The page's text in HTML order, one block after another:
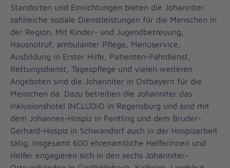
Standorten und Einrichtungen bieten die Johanniter
zahlreiche soziale Dienstleistungen für die Menschen in
der Region. Mit Kinder- und Jugendbetreuung,
Hausnotruf, ambulanter Pflege, Menüservice,
Ausbildung in Erster Hilfe, Patienten-Fahrdienst,
Rettungsdienst, Tagespflege und vielen weiteren
Angeboten sind die Johanniter in Ostbayern für die
Menschen da. Dazu betreiben die Johanniter das
Inklusionshotel INCLUDiO in Regensburg und sind mit
dem Johannes-Hospiz in Pentling und dem Bruder-
Gerhard-Hospiz in Schwandorf auch in der Hospizarbeit
tätig. Insgesamt 600 ehrenamtliche Helferinnen und
Helfer engagieren sich in den sechs Johanniter-